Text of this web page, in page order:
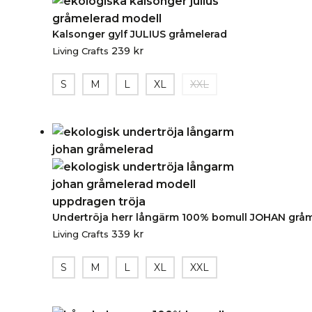
Kalsonger gylf JULIUS gråmelerad
Living Crafts 239 kr
S M L XL XXL
Undertröja herr långärm 100% bomull JOHAN
Living Crafts 339 kr
S M L XL XXL